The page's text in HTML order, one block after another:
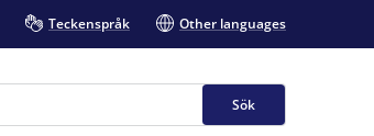
Teckenspråk Other languages
Sök